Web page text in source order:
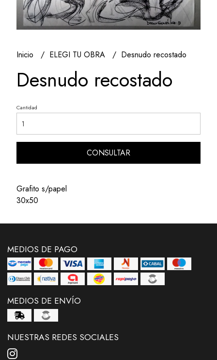
Inicio ELEGI TU OBRA Desnudo recostado
Desnudo recostado
Cantidad
CONSULTAR
Grafito s/papel
30x50
MEDIOS DE PAGO
MEDIOS DE ENVÍO
NUESTRAS REDES SOCIALES